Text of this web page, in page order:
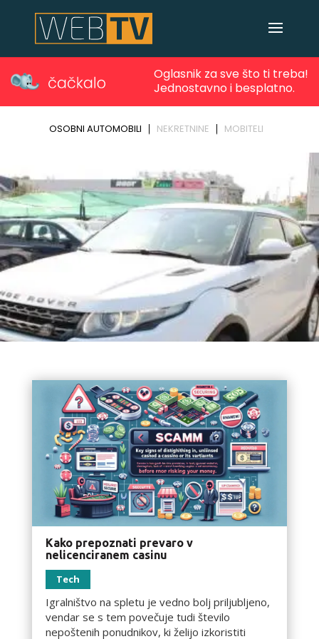
Kako prepoznati prevaro v
nelicenciranem casinu
Tech
Igralništvo na spletu je vedno bolj priljubljeno,
vendar se s tem povečuje tudi število
nepoštenih ponudnikov, ki želijo izkoristiti